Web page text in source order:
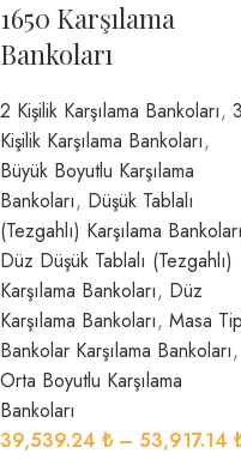
1650 Karşılama
Bankoları
2 Kişilik Karşılama Bankoları, 3
Kişilik Karşılama Bankoları,
Büyük Boyutlu Karşılama
Bankoları, Düşük Tablalı
(Tezgahlı) Karşılama Bankoları
Düz Düşük Tablalı (Tezgahlı)
Karşılama Bankoları, Düz
Karşılama Bankoları, Masa
Bankolar Karşılama Bankoları,
Orta Boyutlu Karşılama
Bankoları
39,539.24 ₺ – 53,917.14